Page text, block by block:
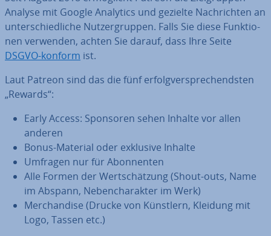
Analyse mit Google Analytics und gezielte Nach­rich­ten an
un­ter­schied­li­che Nut­zer­grup­pen. Falls Sie diese Funk­tio­
nen verwenden, achten Sie darauf, dass Ihre Seite
DSGVO-konform ist.
Laut Patreon sind das die fünf er­folg­ver­spre­chends­ten
„Rewards“:
Early Access: Sponsoren sehen Inhalte vor allen
anderen
Bonus-Material oder exklusive Inhalte
Umfragen nur für Abon­nen­ten
Alle Formen der Wert­schät­zung (Shout-outs, Name
im Abspann, Ne­ben­cha­rak­ter im Werk)
Mer­chan­di­se (Drucke von Künstlern, Kleidung mit
Logo, Tassen etc.)